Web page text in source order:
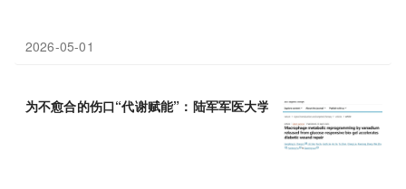
2026-05-01
为不愈合的伤口“代谢赋能”：陆军军医大学罗高兴等团队合作开